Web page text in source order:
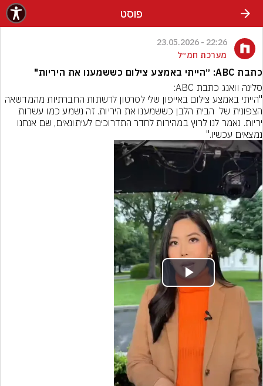
פוסט
22:26 - 23.05.2026
מערכת חמ״ל
כתבת ABC: ״הייתי באמצע צילום כששמענו את היריות"
הצפונית של  הבית הלבן כששמענו את היריות. זה נשמע כמו עשרות
נמצאים עכשיו."
Play
Video